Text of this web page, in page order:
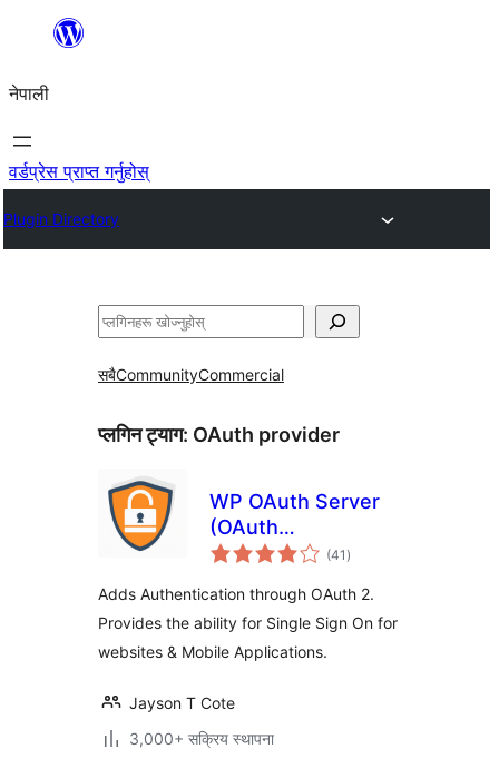
सामग्रीमा
नेपाली
वर्डप्रेस प्राप्त गर्नुहोस्
Plugin Directory
खोज्नुहोस्
सबैCommunityCommercial
प्लगिन ट्याग: OAuth provider
WP OAuth Server
(OAuth
Authentication)
(41 कुल
रेटिङ्गहरू
)
Adds Authentication through OAuth 2.
Provides the ability for Single Sign On for
websites & Mobile Applications.
Jayson T Cote
3,000+ सक्रिय स्थापना